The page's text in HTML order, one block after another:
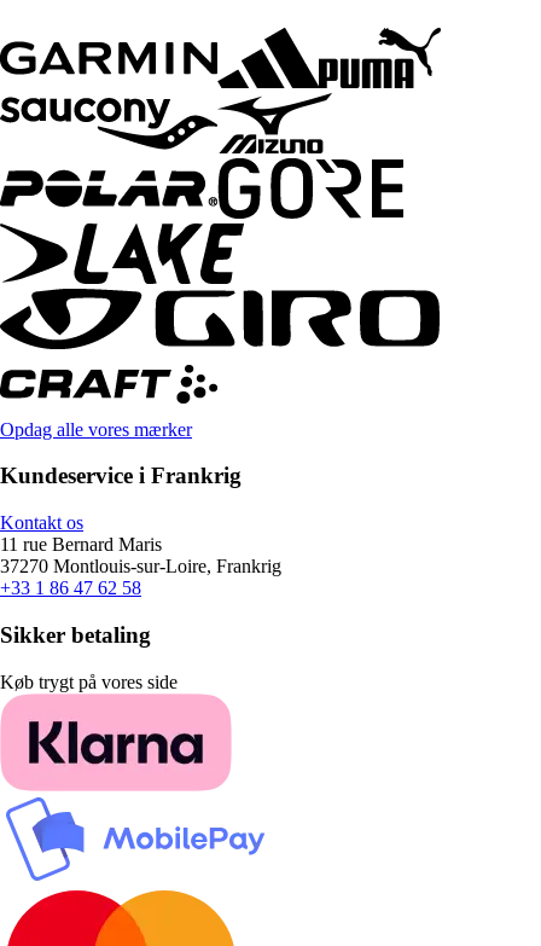
Opdag alle vores mærker
Kundeservice i Frankrig
Kontakt os
11 rue Bernard Maris
37270 Montlouis-sur-Loire, Frankrig
+33 1 86 47 62 58
Sikker betaling
Køb trygt på vores side